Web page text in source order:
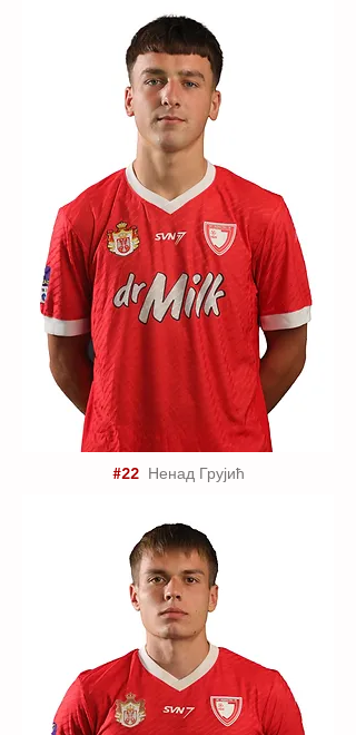
#22Ненад Грујић